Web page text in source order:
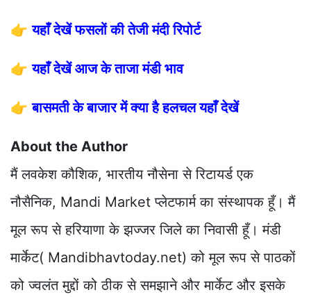
👉यहाँ देखें फसलों की तेजी मंदी रिपोर्ट
👉यहाँ देखें आज के ताजा मंडी भाव
👉बासमती के बाजार में क्या है हलचल यहाँ देखें
About the Author
मैं लवकेश कौशिक, भारतीय नौसेना से रिटायर्ड एक
नौसैनिक, Mandi Market प्लेटफार्म का संस्थापक हूँ। मैं
मूल रूप से हरियाणा के झज्जर जिले का निवासी हूँ। मंडी
मार्केट( Mandibhavtoday.net) को मूल रूप से पाठकों
को ज्वलंत मुद्दों को ठीक से समझाने और मार्केट और इसके